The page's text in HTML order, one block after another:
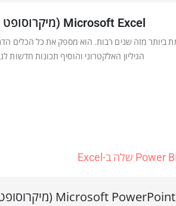
Microsoft Excel (מיקרוסופט אקסל 2016)
הגיליון האלקטרוני והוסיף תכונות חדשות
Microsoft PowerPoint (מיקרוסופט פאוורפוינט 2016)